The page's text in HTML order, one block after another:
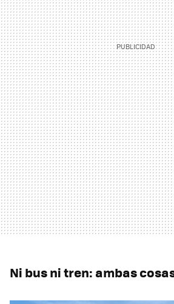
Ni bus ni tren: ambas